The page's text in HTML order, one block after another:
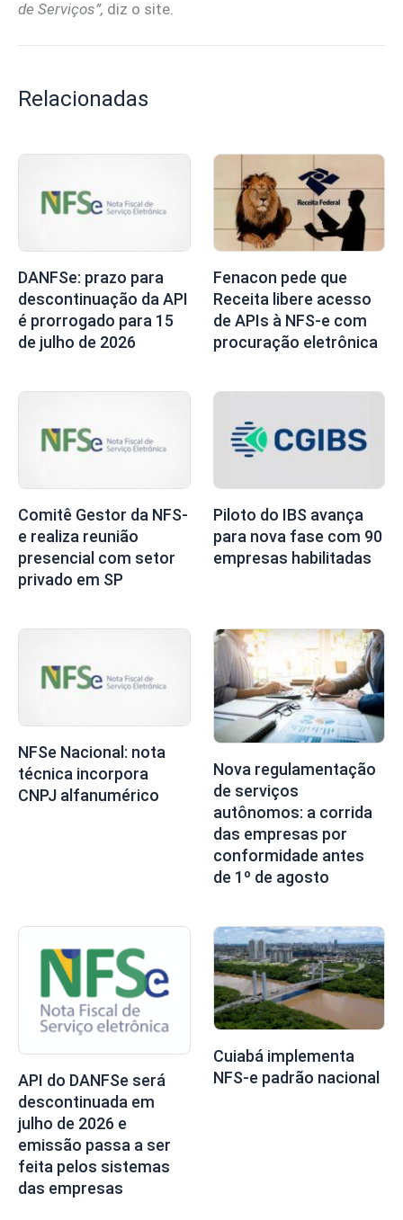
de Serviços”, diz o site.
Relacionadas
DANFSe: prazo para
descontinuação da API
é prorrogado para 15
de julho de 2026
Fenacon pede que
Receita libere acesso
de APIs à NFS-e com
procuração eletrônica
Comitê Gestor da NFS-
e realiza reunião
presencial com setor
privado em SP
Piloto do IBS avança
para nova fase com 90
empresas habilitadas
NFSe Nacional: nota
técnica incorpora
CNPJ alfanumérico
Nova regulamentação
de serviços
autônomos: a corrida
das empresas por
conformidade antes
de 1º de agosto
API do DANFSe será
descontinuada em
julho de 2026 e
emissão passa a ser
feita pelos sistemas
das empresas
Cuiabá implementa
NFS-e padrão nacional